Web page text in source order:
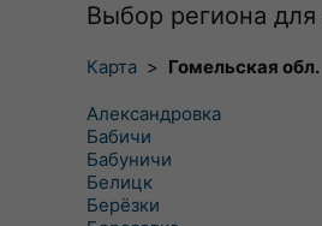
Выбор региона
Карта > Гомельская обл.
Александровка
Бабичи
Бабуничи
Белицк
Берёзки